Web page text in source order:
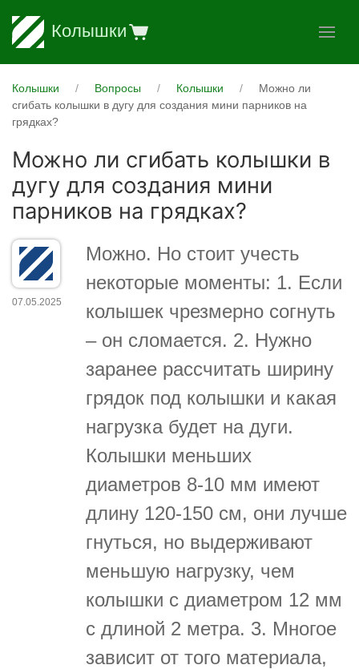
Колышки
Колышки Вопросы Колышки
Можно ли
сгибать колышки в дугу для создания мини парников на
грядках?
Можно ли сгибать колышки в
дугу для создания мини
парников на грядках?
07.05.2025
Можно. Но стоит учесть
некоторые моменты: 1. Если
колышек чрезмерно согнуть
– он сломается. 2. Нужно
заранее рассчитать ширину
грядок под колышки и какая
нагрузка будет на дуги.
Колышки меньших
диаметров 8-10 мм имеют
длину 120-150 см, они лучше
гнуться, но выдерживают
меньшую нагрузку, чем
колышки с диаметром 12 мм
с длиной 2 метра. 3. Многое
зависит от того материала,